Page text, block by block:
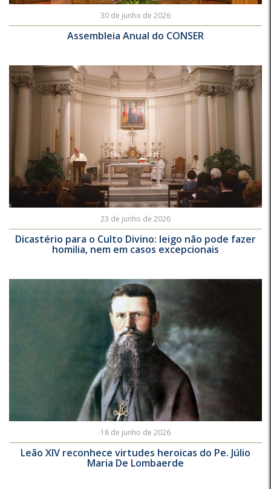
30 de junho de 2026
Assembleia Anual do CONSER
23 de junho de 2026
Dicastério para o Culto Divino: leigo não pode fazer
homilia, nem em casos excepcionais
18 de junho de 2026
Leão XIV reconhece virtudes heroicas do Pe. Júlio
Maria De Lombaerde